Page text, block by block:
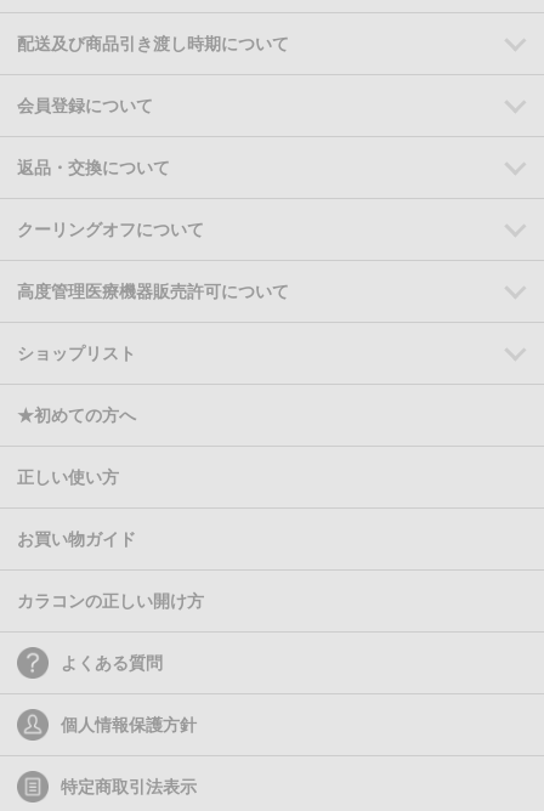
配送及び商品引き渡し時期について
会員登録について
返品・交換について
クーリングオフについて
高度管理医療機器販売許可について
ショップリスト
★初めての方へ
正しい使い方
お買い物ガイド
カラコンの正しい開け方
よくある質問
個人情報保護方針
特定商取引法表示